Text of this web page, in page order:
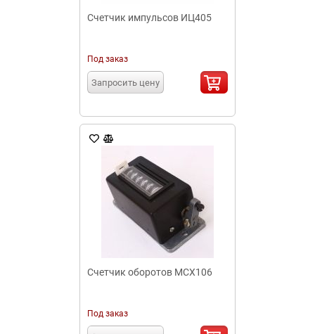
Счетчик импульсов ИЦ405
Под заказ
Запросить цену
Счетчик оборотов МСХ106
Под заказ